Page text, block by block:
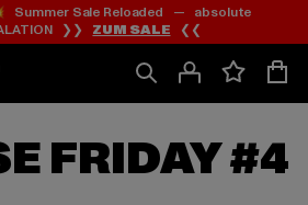
Zum
Inhalt
springen
Zum
Fußzeile
springen
Sale Reloaded — absolute
❯❯ ZUM SALE ❮❮